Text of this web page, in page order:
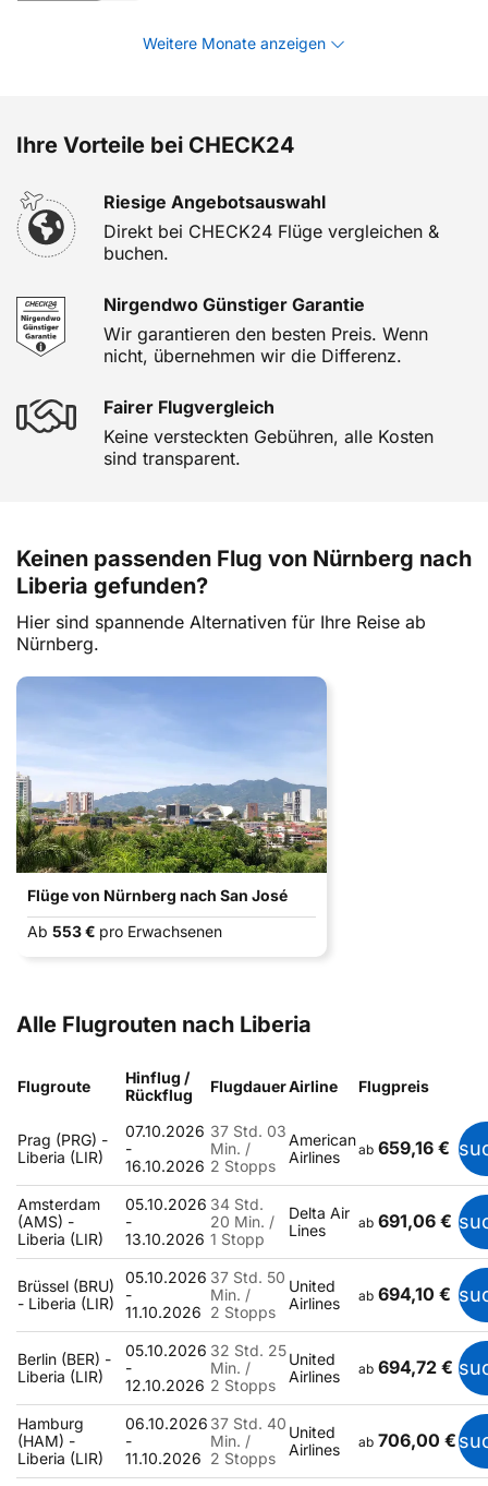
Weitere Monate anzeigen
Ihre Vorteile bei CHECK24
Riesige Angebotsauswahl
Direkt bei CHECK24 Flüge vergleichen &
buchen.
Nirgendwo Günstiger Garantie
Wir garantieren den besten Preis. Wenn
nicht, übernehmen wir die Differenz.
Fairer Flugvergleich
Keine versteckten Gebühren, alle Kosten
sind transparent.
Keinen passenden Flug von Nürnberg nach
Liberia gefunden?
Hier sind spannende Alternativen für Ihre Reise ab
Nürnberg.
Flüge von Nürnberg nach San José
Ab 553 € pro Erwachsenen
Alle Flugrouten nach Liberia
Flugroute
Hinflug /
Rückflug
FlugdauerAirline Flugpreis
Prag (PRG) -
Liberia (LIR)
07.10.2026
-
16.10.2026
37 Std. 03
Min. /
2 Stopps
American
Airlines
ab 659,16 €
Amsterdam
(AMS) -
Liberia (LIR)
05.10.2026
-
13.10.2026
34 Std.
20 Min. /
1 Stopp
Delta Air
Lines
ab 691,06 €
Brüssel (BRU)
- Liberia (LIR)
05.10.2026
-
11.10.2026
37 Std. 50
Min. /
2 Stopps
United
Airlines
ab 694,10 €
Berlin (BER) -
Liberia (LIR)
05.10.2026
-
12.10.2026
32 Std. 25
Min. /
2 Stopps
United
Airlines
ab 694,72 €
Hamburg
(HAM) -
Liberia (LIR)
06.10.2026
-
11.10.2026
37 Std. 40
Min. /
2 Stopps
United
Airlines
ab 706,00 €